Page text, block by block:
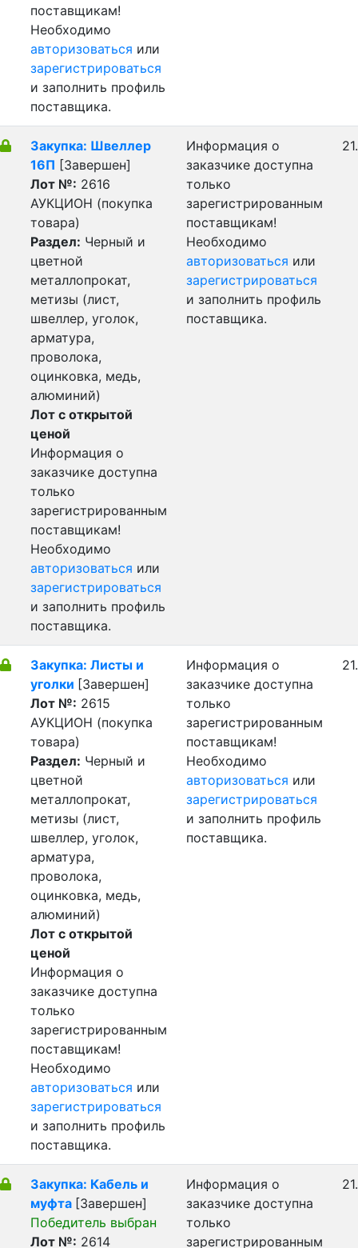
поставщикам!
Необходимо
авторизоваться или
зарегистрироваться
и заполнить профиль
поставщика.
Закупка: Швеллер
16П [Завершен]
Лот №: 2616
АУКЦИОН (покупка
товара)
Раздел: Черный и
цветной
металлопрокат,
метизы (лист,
швеллер, уголок,
арматура,
проволока,
оцинковка, медь,
алюминий)
Лот с открытой
ценой
Информация о
заказчике доступна
только
зарегистрированным
поставщикам!
Необходимо
авторизоваться или
зарегистрироваться
и заполнить профиль
поставщика.
Информация о
заказчике доступна
только
зарегистрированным
поставщикам!
Необходимо
авторизоваться или
зарегистрироваться
и заполнить профиль
поставщика.
Закупка: Листы и
уголки [Завершен]
Лот №: 2615
АУКЦИОН (покупка
товара)
Раздел: Черный и
цветной
металлопрокат,
метизы (лист,
швеллер, уголок,
арматура,
проволока,
оцинковка, медь,
алюминий)
Лот с открытой
ценой
Информация о
заказчике доступна
только
зарегистрированным
поставщикам!
Необходимо
авторизоваться или
зарегистрироваться
и заполнить профиль
поставщика.
Информация о
заказчике доступна
только
зарегистрированным
поставщикам!
Необходимо
авторизоваться или
зарегистрироваться
и заполнить профиль
поставщика.
Закупка: Кабель и
муфта [Завершен]
Победитель выбран
Лот №: 2614
Информация о
заказчике доступна
только
зарегистрированным